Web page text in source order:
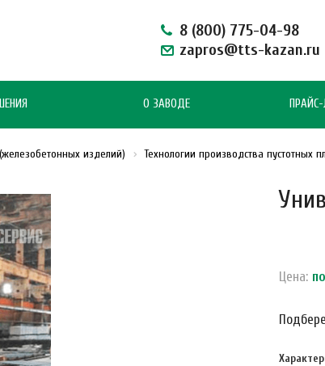
8 (800) 775-04-98
zapros@tts-kazan.ru
О ЗАВОДЕ
изделий) Технологии производства пустотных
Цена: